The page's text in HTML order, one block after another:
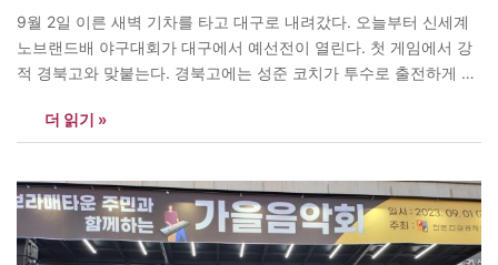
9월 2일 이른 새벽 기차를 타고 대구로 내려갔다. 오늘부터 신세계
노브랜드배 야구대회가 대구에서 예선전이 열린다. 첫 게임에서 강
적 경북고와 맞붙는다. 경북고에는 성준 코치가 투수로 출전하게 된
상대팀으로 만나게 되었다. 토요일이라 기차표를 열흘 전부터 예약
했지만 표가 매진 되어 할 수 없이 이른…
더 읽기 »